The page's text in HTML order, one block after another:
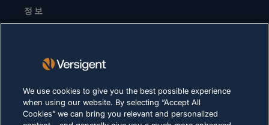
정보
경영진 / 리더십 팀
공급업체
채용 정보
We use cookies to give you the best possible experience
when using our website. By selecting “Accept All
Cookies” we can bring you relevant and personalized